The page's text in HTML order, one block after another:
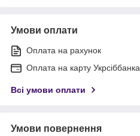
Умови оплати
Оплата на рахунок
Оплата на карту Укрсіббанка
Всі умови оплати
Умови повернення